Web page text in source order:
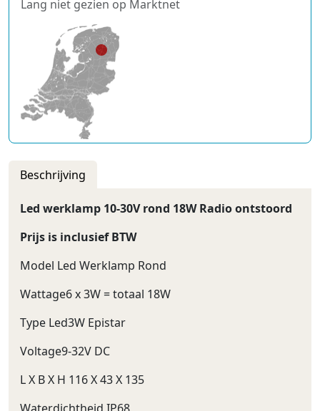
Lang niet gezien op Marktnet
Beschrijving
Led werklamp 10-30V rond 18W Radio ontstoord
Prijs is inclusief BTW
Model Led Werklamp Rond
Wattage6 x 3W = totaal 18W
Type Led3W Epistar
Voltage9-32V DC
L X B X H 116 X 43 X 135
Waterdichtheid IP68